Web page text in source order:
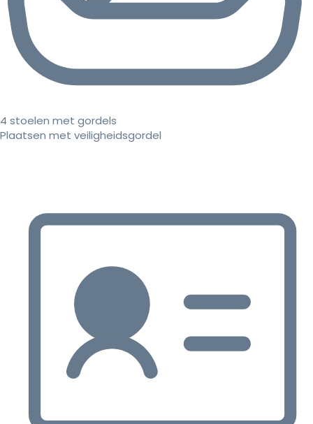
4 stoelen met gordels
Plaatsen met veiligheidsgordel